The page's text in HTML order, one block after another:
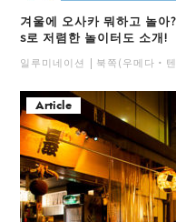
겨울에 오사카 뭐하고 놀
s로 저렴한 놀이터도 소개!［
일루미네이션 북쪽(우메다・
Article